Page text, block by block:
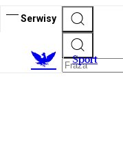
Serwisy
Sport